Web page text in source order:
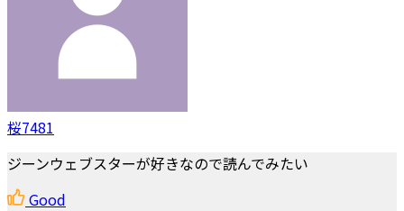
桜7481
ジーンウェブスターが好きなので読んでみたい
Good